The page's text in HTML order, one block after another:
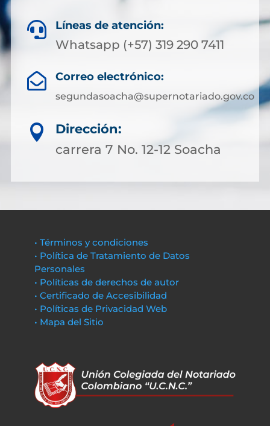
 Líneas de atención:
Whatsapp (+57) 319 290 7411
 Correo electrónico:
segundasoacha@supernotariado.gov.co

Dirección:
carrera 7 No. 12-12 Soacha
• Términos y condiciones
• Política de Tratamiento de Datos
Personales
• Políticas de derechos de autor
• Certificado de Accesibilidad
• Políticas de Privacidad Web
• Mapa del Sitio